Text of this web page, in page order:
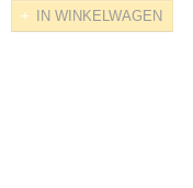
IN WINKELWAGEN